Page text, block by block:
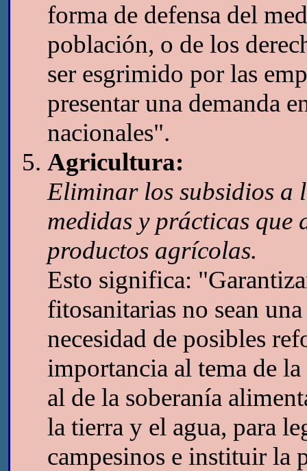
forma de defensa del
población, o de los
ser esgrimido por las
presentar una demanda
nacionales".
Agricultura:
Eliminar los subsidios a
medidas y prácticas
productos agrícolas.
Esto significa:
fitosanitarias no sean
necesidad de posibles
importancia al tema de
al de la soberanía
la tierra y el agua, para
campesinos e instituir la